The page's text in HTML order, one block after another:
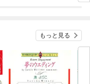
もっと見る